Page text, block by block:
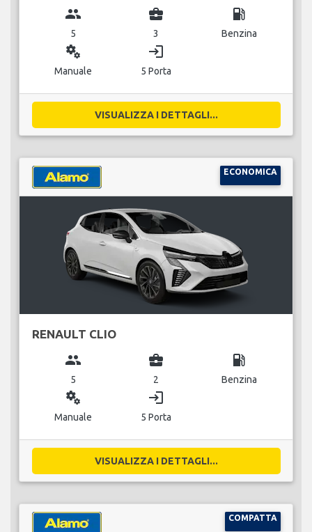
group
5
business_center
3
local_gas_station
Benzina
miscellaneous_services
Manuale
login
5 Porta
VISUALIZZA I DETTAGLI...
ECONOMICA
RENAULT CLIO
group
5
business_center
2
local_gas_station
Benzina
miscellaneous_services
Manuale
login
5 Porta
VISUALIZZA I DETTAGLI...
COMPATTA